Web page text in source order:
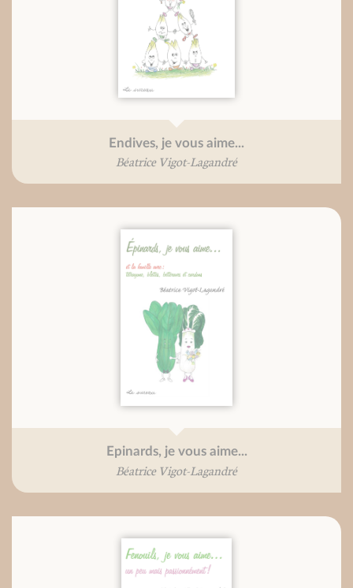
Endives, je vous aime...
Béatrice Vigot-Lagandré
Epinards, je vous aime...
Béatrice Vigot-Lagandré